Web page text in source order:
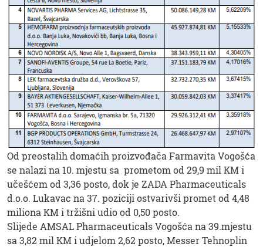
Od preostalih domaćih proizvođača Farmavita Vogošća
se nalazi na 10. mjestu sa prometom od 29,9 mil KM i
učešćem od 3,36 posto, dok je ZADA Pharmaceuticals
d.o.o. Lukavac na 37. poziciji ostvarivši promet od 4,48
miliona KM i tržišni udio od 0,50 posto.
Slijede AMSAL Pharmaceuticals Vogošća na 39.mjestu
sa 3,82 mil KM i udjelom 2,62 posto, Messer Tehnoplin